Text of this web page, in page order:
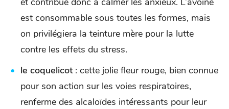
est consommable sous toutes les formes, mais
on privilégiera la teinture mère pour la lutte
contre les effets du stress.
le coquelicot: cette jolie fleur rouge, bien connue
pour son action sur les voies respiratoires,
renferme des alcaloïdes intéressants pour leur